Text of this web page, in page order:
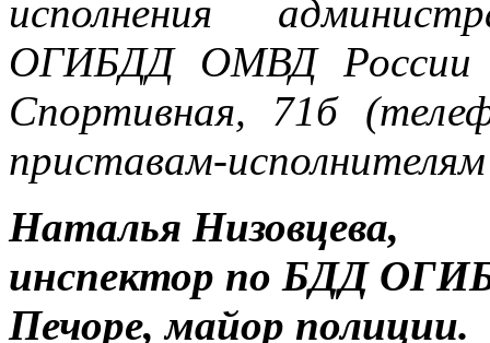
исполнения
ОГИБДД ОМВД России
Спортивная, 71б
приставам-
Наталья Низовцева,
инспектор по БДД
Печоре, майор полиции.